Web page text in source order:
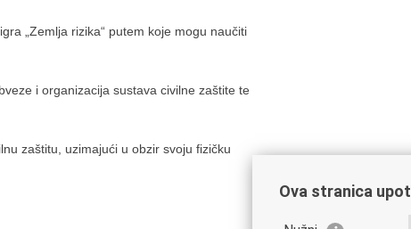
„Zemlja rizika“ putem koje mogu naučiti
i organizacija sustava civilne zaštite te
zaštitu, uzimajući u obzir svoju fizičku
Ova stranica